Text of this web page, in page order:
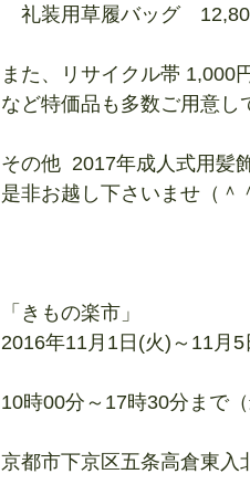
礼装用草履バッグ　
また、リサイクル帯 1,000
など特価品も多数ご用意し
その他  2017年成人式用髪
是非お越し下さいませ（＾
「きもの楽市」
2016年11月1日(火)～11月5
10時00分～17時30分まで（
京都市下京区五条高倉東入